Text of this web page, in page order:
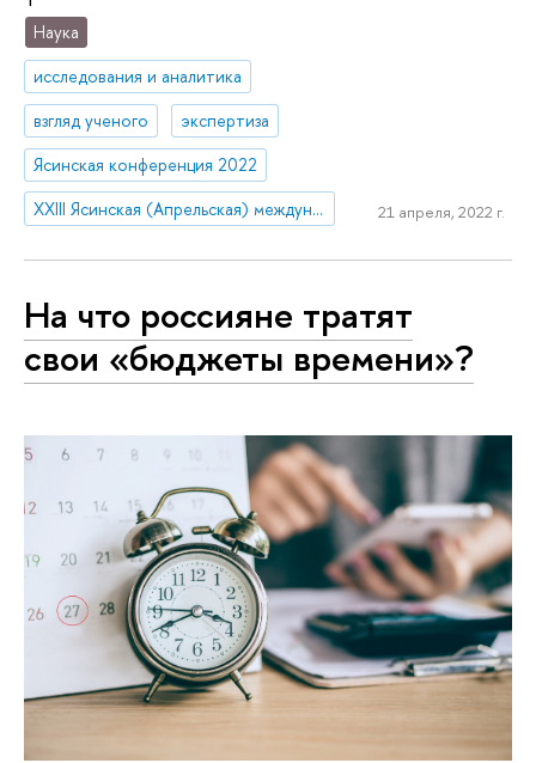
Наука
исследования и аналитика
взгляд ученого
экспертиза
Ясинская конференция 2022
XXIII Ясинская (Апрельская) международная научная конференция по проблемам развития экономики и общества
21 апреля, 2022 г.
На что россияне тратят
свои «бюджеты времени»?